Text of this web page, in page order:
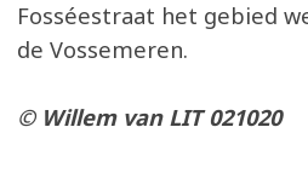
Fosséestraat het gebied
de Vossemeren.
© Willem van LIT 021020